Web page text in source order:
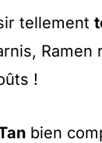
tellement
Ramen
!
bien